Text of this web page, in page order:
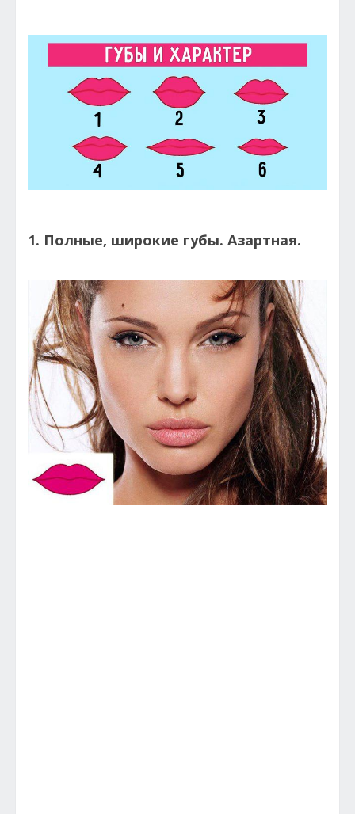
1. Полные, широкие губы. Aзартная.